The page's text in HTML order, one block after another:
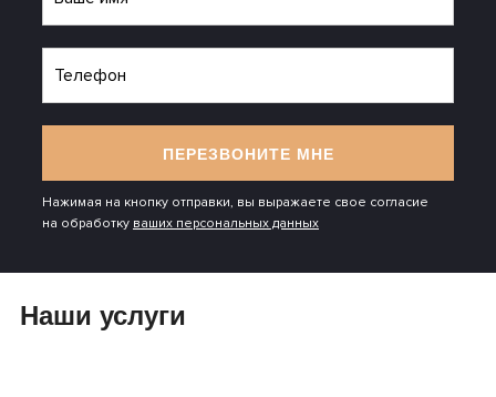
ПЕРЕЗВОНИТЕ МНЕ
Нажимая на кнопку отправки, вы выражаете свое согласие
на обработку ваших персональных данных
Наши услуги